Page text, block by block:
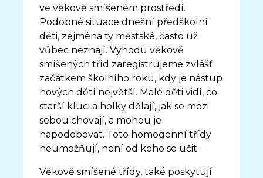
ve věkově smíšeném prostředí.
Podobné situace dnešní předškolní
děti, zejména ty městské, často už
vůbec neznají. Výhodu věkově
smíšených tříd zaregistrujeme zvlášť
začátkem školního roku, kdy je nástup
nových dětí největší. Malé děti vidí, co
starší kluci a holky dělají, jak se mezi
sebou chovají, a mohou je
napodobovat. Toto homogenní třídy
neumožňují, není od koho se učit.
Věkově smíšené třídy, také poskytují